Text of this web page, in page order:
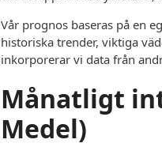
Vår prognos baseras på en
historiska trender, viktiga
inkorporerar vi data från
Månatligt
Medel)